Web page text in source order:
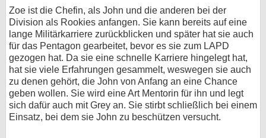
Zoe ist die Chefin, als John und die anderen bei der
Division als Rookies anfangen. Sie kann bereits auf eine
lange Militärkarriere zurückblicken und später hat sie auch
für das Pentagon gearbeitet, bevor es sie zum LAPD
gezogen hat. Da sie eine schnelle Karriere hingelegt hat,
hat sie viele Erfahrungen gesammelt, weswegen sie auch
zu denen gehört, die John von Anfang an eine Chance
geben wollen. Sie wird eine Art Mentorin für ihn und legt
sich dafür auch mit Grey an. Sie stirbt schließlich bei einem
Einsatz, bei dem sie John zu beschützen versucht.